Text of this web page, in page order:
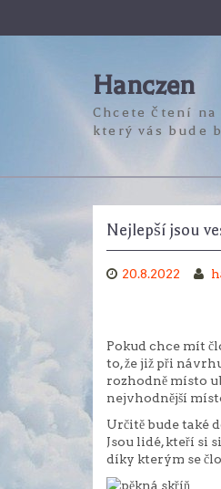
Hanczen
Chcete čtení na
který vás bude
Nejlepší jsou
20.8.2022
Pokud chce mít
to, že již při
rozhodně místo
nejvhodnější
Určitě bude také
Jsou lidé, kteří si
díky kterým se